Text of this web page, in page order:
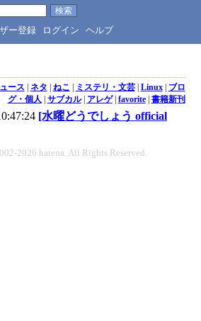
ー登録 ログイン ヘルプ
ース | ネタ | ねこ | ミステリ・文芸| Linux| ブロ
グ・個人 | サブカル| アレゲ| favorite| 書籍新刊
[水曜どうでしょう official
2026 hatena. All Rights Reserved.